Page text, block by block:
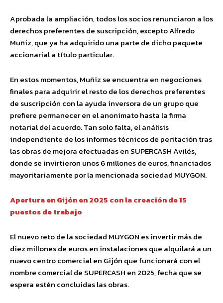
Aprobada la ampliación, todos los socios renunciaron a los
derechos preferentes de suscripción, excepto Alfredo
Muñiz, que ya ha adquirido una parte de dicho paquete
accionarial a título particular.
En estos momentos, Muñiz se encuentra en negociones
finales para adquirir el resto de los derechos preferentes
de suscripción con la ayuda inversora de un grupo que
prefiere permanecer en el anonimato hasta la firma
notarial del acuerdo. Tan solo falta, el análisis
independiente de los informes técnicos de peritación tras
las obras de mejora efectuadas en SUPERCASH Avilés,
donde se invirtieron unos 6 millones de euros, financiados
mayoritariamente por la mencionada sociedad MUYGON.
Apertura en Gijón en 2025 con la creación de 15
puestos de trabajo
El nuevo reto de la sociedad MUYGON es invertir más de
diez millones de euros en instalaciones que alquilará a un
nuevo centro comercial en Gijón que funcionará con el
nombre comercial de SUPERCASH en 2025, fecha que se
espera estén concluidas las obras.